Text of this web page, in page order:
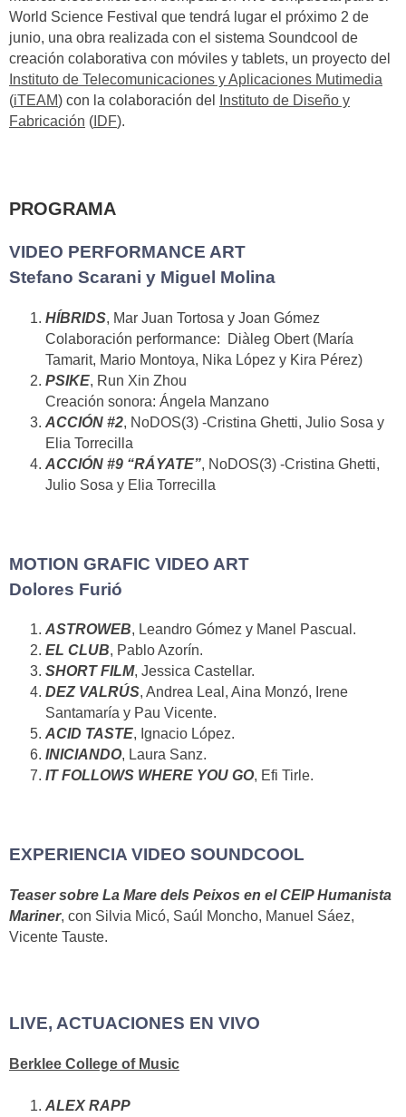
World Science Festival que tendrá lugar el próximo 2 de
junio, una obra realizada con el sistema Soundcool de
creación colaborativa con móviles y tablets, un proyecto del
Instituto de Telecomunicaciones y Aplicaciones Mutimedia
(iTEAM) con la colaboración del
Instituto de Diseño y
Fabricación ( IDF).
PROGRAMA
VIDEO PERFORMANCE ART
Stefano Scarani y Miguel Molina
HÍBRIDS, Mar Juan Tortosa y Joan Gómez
Colaboración performance: Diàleg Obert (María
Tamarit, Mario Montoya, Nika López y Kira Pérez)
PSIKE, Run Xin Zhou
Creación sonora: Ángela Manzano
ACCIÓN #2, NoDOS(3) -Cristina Ghetti, Julio Sosa y
Elia Torrecilla
ACCIÓN #9 “RÁYATE”, NoDOS(3) -Cristina Ghetti,
Julio Sosa y Elia Torrecilla
MOTION GRAFIC VIDEO ART
Dolores Furió
ASTROWEB, Leandro Gómez y Manel Pascual.
EL CLUB, Pablo Azorín.
SHORT FILM, Jessica Castellar.
DEZ VALRÚS, Andrea Leal, Aina Monzó, Irene
Santamaría y Pau Vicente.
ACID TASTE, Ignacio López.
INICIANDO, Laura Sanz.
IT FOLLOWS WHERE YOU GO, Efi Tirle.
EXPERIENCIA VIDEO SOUNDCOOL
Teaser sobre La Mare dels Peixos en el CEIP Humanista
Mariner, con Silvia Micó, Saúl Moncho, Manuel Sáez,
Vicente Tauste.
LIVE, ACTUACIONES EN VIVO
Berklee College of Music
ALEX RAPP